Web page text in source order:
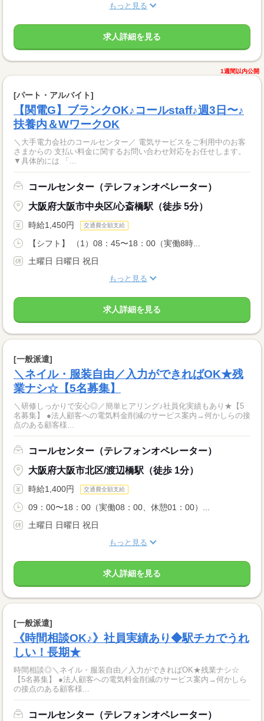
もっと見る
求人詳細を見る
1週間以内公開
[パート・アルバイト]
【関電G】ブランクOK♪コールstaff♪週3日〜♪
扶養内＆WワークOK
＼大手電力会社のコールセンター／ 電気サービスをご利用中のお客
さまからの 支払い料金に関するお問い合わせ対応をお任せします。
▼具体的には 「...
コールセンター（テレフォンオペレーター）
大阪府大阪市中央区/心斎橋駅（徒歩 5分）
時給1,450円 交通費全額支給
【シフト】 （1）08：45〜18：00（実働8時...
土曜日 日曜日 祝日
もっと見る
求人詳細を見る
[一般派遣]
＼ネイル・服装自由／入力ができればOK★残
業ナシ☆【5名募集】
＼研修しっかりで安心◎／簡単ヒアリング♪社員化実績もあり★【5
名募集】 ●法人顧客への電気料金削減のサービス案内→何かしらの接
点のある顧客様...
コールセンター（テレフォンオペレーター）
大阪府大阪市北区/渡辺橋駅（徒歩 1分）
時給1,400円 交通費全額支給
09：00〜18：00（実働08：00、休憩01：00）...
土曜日 日曜日 祝日
もっと見る
求人詳細を見る
[一般派遣]
《時間相談OK♪》社員実績あり◆駅チカでうれ
しい！長期★
時間相談◎＼ネイル・服装自由／入力ができればOK★残業ナシ☆
【5名募集】 ●法人顧客への電気料金削減のサービス案内→何かしら
の接点のある顧客様...
コールセンター（テレフォンオペレーター）